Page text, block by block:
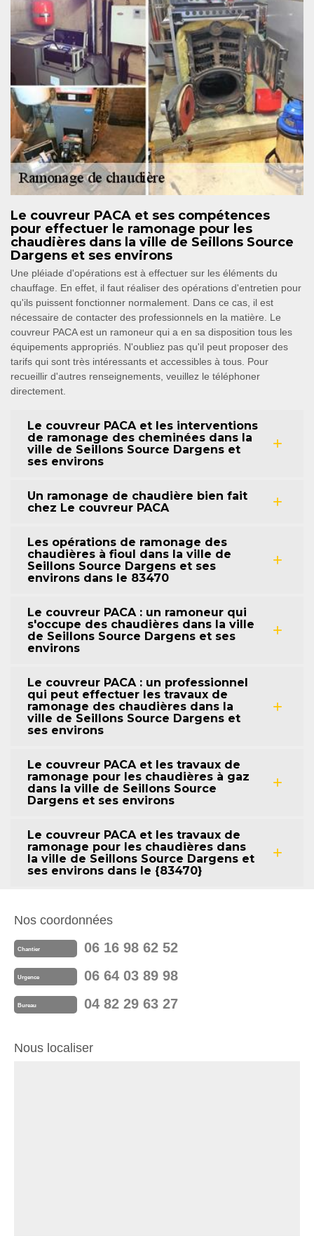
Le couvreur PACA et ses compétences
pour effectuer le ramonage pour les
chaudières dans la ville de Seillons Source
Dargens et ses environs
Une pléiade d'opérations est à effectuer sur les éléments du
chauffage. En effet, il faut réaliser des opérations d'entretien pour
qu'ils puissent fonctionner normalement. Dans ce cas, il est
nécessaire de contacter des professionnels en la matière. Le
couvreur PACA est un ramoneur qui a en sa disposition tous les
équipements appropriés. N'oubliez pas qu'il peut proposer des
tarifs qui sont très intéressants et accessibles à tous. Pour
recueillir d'autres renseignements, veuillez le téléphoner
directement.
Le couvreur PACA et les interventions
de ramonage des cheminées dans la
ville de Seillons Source Dargens et
ses environs
Un ramonage de chaudière bien fait
chez Le couvreur PACA
Les opérations de ramonage des
chaudières à fioul dans la ville de
Seillons Source Dargens et ses
environs dans le 83470
Le couvreur PACA : un ramoneur qui
s'occupe des chaudières dans la ville
de Seillons Source Dargens et ses
environs
Le couvreur PACA : un professionnel
qui peut effectuer les travaux de
ramonage des chaudières dans la
ville de Seillons Source Dargens et
ses environs
Le couvreur PACA et les travaux de
ramonage pour les chaudières à gaz
dans la ville de Seillons Source
Dargens et ses environs
Le couvreur PACA et les travaux de
ramonage pour les chaudières dans
la ville de Seillons Source Dargens et
ses environs dans le {83470}
Nos coordonnées
Chantier 06 16 98 62 52
Urgence 06 64 03 89 98
Bureau 04 82 29 63 27
Nous localiser